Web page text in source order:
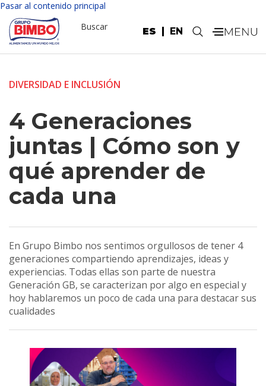
Pasar al contenido principal
ES EN
Buscar .
DIVERSIDAD E INCLUSIÓN
4 Generaciones
juntas | Cómo son y
qué aprender de
cada una
En Grupo Bimbo nos sentimos orgullosos de tener 4
generaciones compartiendo aprendizajes, ideas y
experiencias. Todas ellas son parte de nuestra
Generación GB, se caracterizan por algo en especial y
hoy hablaremos un poco de cada una para destacar sus
cualidades